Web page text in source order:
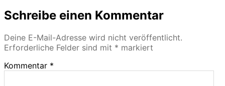
Schreibe einen Kommentar
Deine E-Mail-Adresse wird nicht veröffentlicht.
Erforderliche Felder sind mit * markiert
Kommentar *